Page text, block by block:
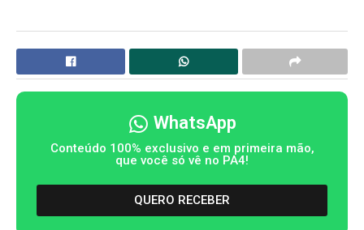
WhatsApp
Conteúdo 100% exclusivo e em primeira mão,
que você só vê no PA4!
QUERO RECEBER